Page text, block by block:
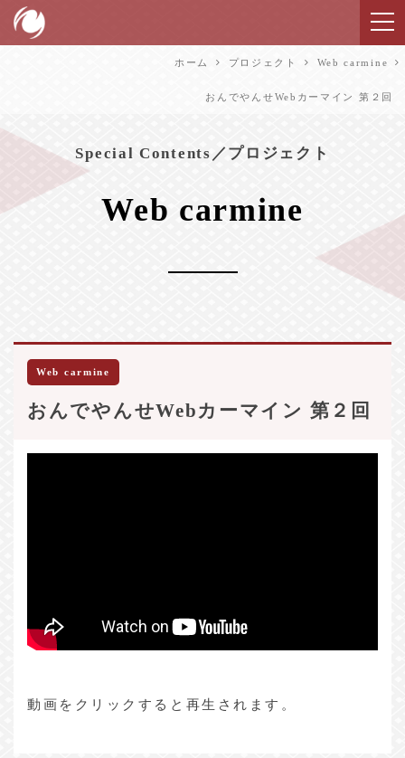
ホーム プロジェクト Web carmine
おんでやんせWebカーマイン 第２回
Special Contents／プロジェクト
Web carmine
Web carmine
おんでやんせWebカーマイン 第２回
動画をクリックすると再生されます。